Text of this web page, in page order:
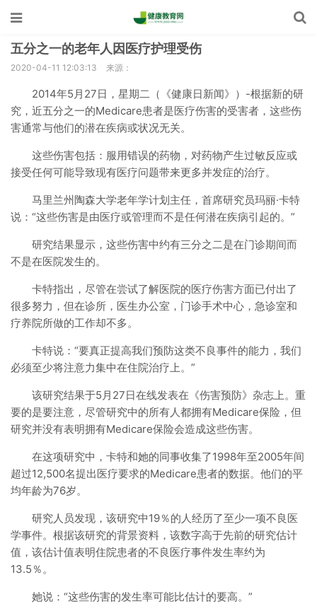
五分之一的老年人因医疗护理受伤
2020-04-11 12:03:13 来源：
2014年5月27日，星期二（《健康日新闻》）-根据新的研
究，近五分之一的Medicare患者是医疗伤害的受害者，这些伤
害通常与他们的潜在疾病或状况无关。
这些伤害包括：服用错误的药物，对药物产生过敏反应或
接受任何可能导致现有医疗问题带来更多并发症的治疗。
马里兰州陶森大学老年学计划主任，首席研究员玛丽·卡特
说：“这些伤害是由医疗或管理而不是任何潜在疾病引起的。”
研究结果显示，这些伤害中约有三分之二是在门诊期间而
不是在医院发生的。
卡特指出，尽管在尝试了解医院的医疗伤害方面已付出了
很多努力，但在诊所，医生办公室，门诊手术中心，急诊室和
疗养院所做的工作却不多。
卡特说：“要真正提高我们预防这类不良事件的能力，我们
必须至少将注意力集中在住院治疗上。”
该研究结果于5月27日在线发表在《伤害预防》杂志上。重
要的是要注意，尽管研究中的所有人都拥有Medicare保险，但
研究并没有表明拥有Medicare保险会造成这些伤害。
在这项研究中，卡特和她的同事收集了1998年至2005年间
超过12,500名提出医疗要求的Medicare患者的数据。他们的平
均年龄为76岁。
研究人员发现，该研究中19％的人经历了至少一项不良医
学事件。根据该研究的背景资料，该数字高于先前的研究估计
值，该估计值表明住院患者的不良医疗事件发生率约为
13.5％。
她说：“这些伤害的发生率可能比估计的要高。”